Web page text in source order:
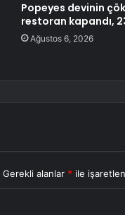
Popeyes devinin
restoran kapandı,
Ağustos 6, 2026
Gerekli alanlar * ile